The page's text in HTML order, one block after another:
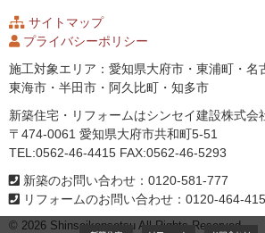
サイトマップ
プライバシーポリシー
施工対象エリア：愛知県大府市・東浦町・名
東海市・半田市・阿久比町・知多市
新築住宅・リフォームはシンセイ建設株式会
〒474-0061 愛知県大府市共和町5-51
TEL:0562-46-4415 FAX:0562-46-5293
新築のお問い合わせ：0120-581-777
リフォームのお問い合わせ：0120-464-415
© 2026 Shinseikensetsu All Rights Reserved.